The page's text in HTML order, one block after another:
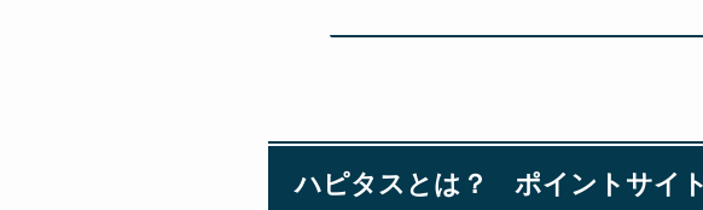
ハピタスとは？ ポイントサイ